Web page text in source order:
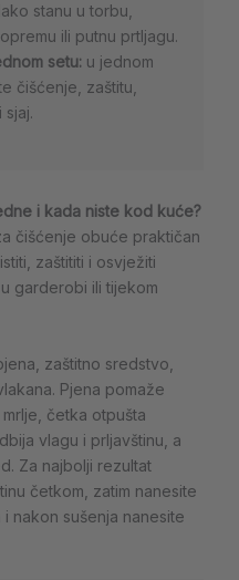
stanu u torbu,
ili putnu prtljagu.
setu: u jednom
čišćenje, zaštitu,
sjaj.
i kada niste kod kuće?
čišćenje obuće praktičan
zaštititi i osvježiti
garderobi ili tijekom
zaštitno sredstvo,
Pjena pomaže
četka otpušta
vlagu i prljavštinu, a
Za najbolji rezultat
četkom, zatim nanesite
nakon sušenja nanesite